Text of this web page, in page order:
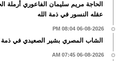
الحاجة مريم سليمان الفاعوري أرملة
عقله النسور في ذمة الله
06-08-2026 08:04 PM
الشاب المصري بشير الصعيدي في ذمة
06-08-2026 07:45 AM